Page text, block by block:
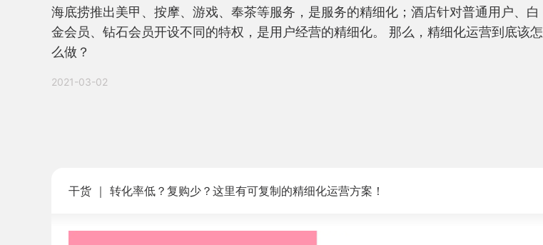
海底捞推出美甲、按摩、游戏、奉茶等服务，是服务的精细化；酒店针对普通用户、白
金会员、钻石会员开设不同的特权，是用户经营的精细化。 那么，精细化运营到底该怎
么做？
2021-03-02
干货 ｜ 转化率低？复购少？这里有可复制的精细化运营方案！